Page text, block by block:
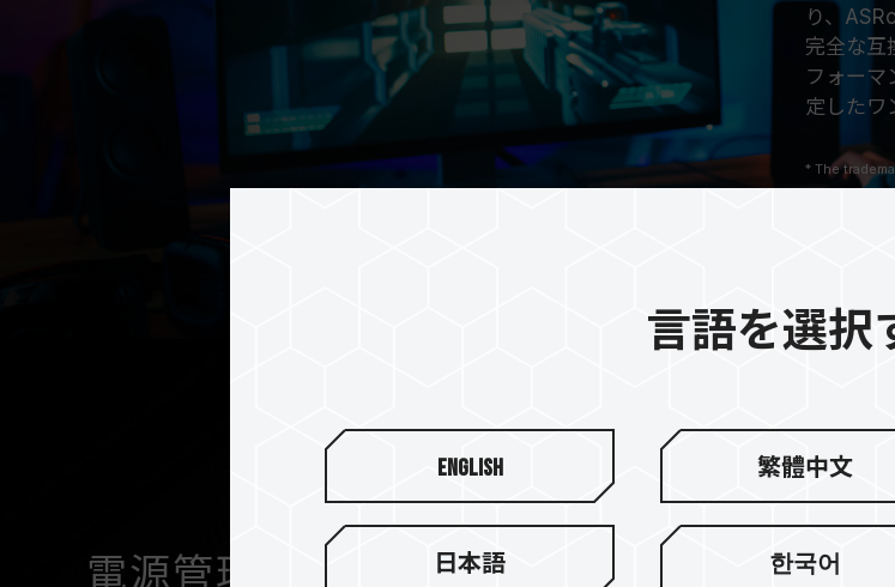
り、
完全な互
フォーマ
定したワ
* The
company
*
features or
電源管理チップの放熱効率を追求
言語を選択
English 繁體中文
日本語 한국어